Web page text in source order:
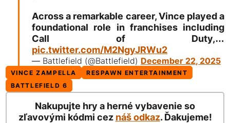
Across a remarkable career, Vince played a
foundational role in franchises including
Call of Duty,…
pic.twitter.com/M2NgyJRWu2
— Battlefield (@Battlefield) December 22, 2025
VINCE ZAMPELLA
RESPAWN ENTERTAINMENT
BATTLEFIELD 6
Nakupujte hry a herné vybavenie so
zľavovými kódmi cez náš odkaz. Ďakujeme!